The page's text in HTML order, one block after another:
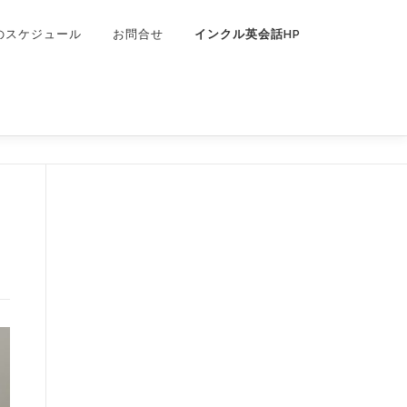
スケジュール お問合せ インクル英会話HP